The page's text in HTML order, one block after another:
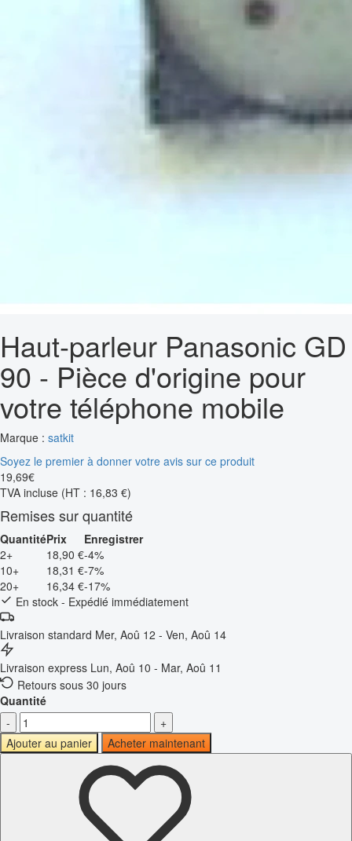
Haut-parleur Panasonic GD
90 - Pièce d'origine pour
votre téléphone mobile
Marque : satkit
Soyez le premier à donner votre avis sur ce produit
19,69€
TVA incluse (HT : 16,83 €)
Remises sur quantité
QuantitéPrix
Enregistrer
2+
18,90 €-4%
10+
18,31 €-7%
20+
16,34 €-17%
En stock - Expédié immédiatement
Livraison standard Mer, Aoû 12 - Ven, Aoû 14
Livraison express Lun, Aoû 10 - Mar, Aoû 11
Retours sous 30 jours
Quantité
-
+
Ajouter au panier
Acheter maintenant